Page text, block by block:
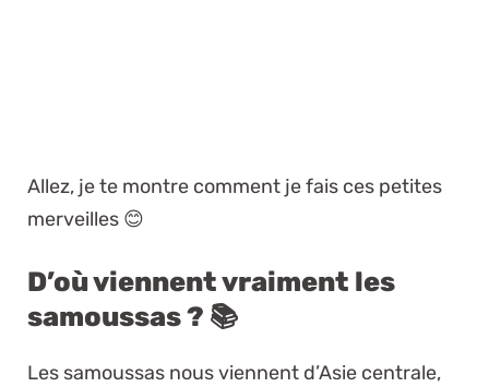
Allez, je te montre comment je fais ces petites
merveilles 😊
D’où viennent vraiment les
samoussas ? 📚
Les samoussas nous viennent d’Asie centrale,